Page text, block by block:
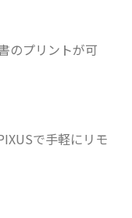
のプリントが可
で手軽にリモ